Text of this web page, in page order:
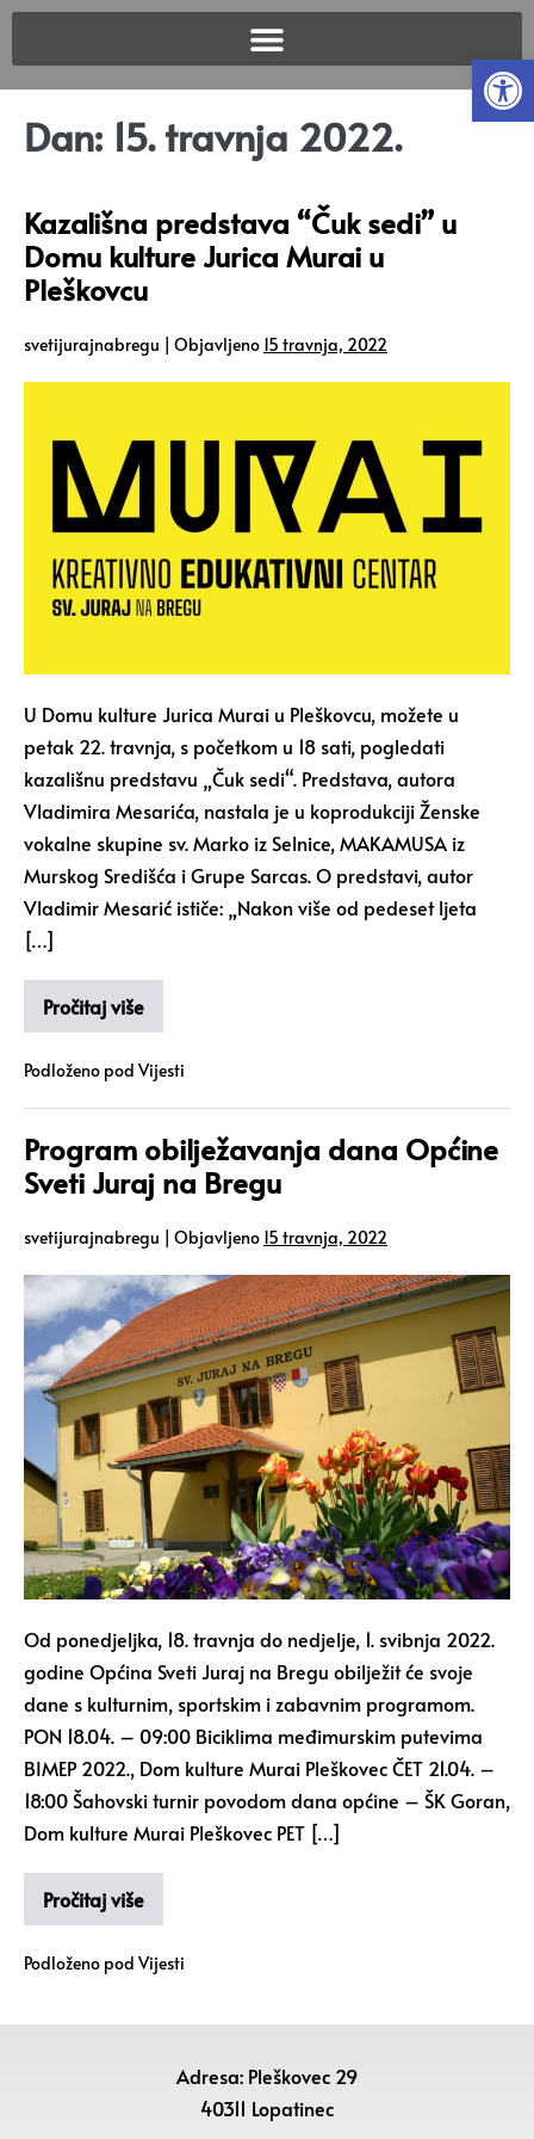
Dan: 15. travnja 2022.
Kazališna predstava “Čuk sedi” u
Domu kulture Jurica Murai u
Pleškovcu
svetijurajnabregu | Objavljeno 15 travnja, 2022
U Domu kulture Jurica Murai u Pleškovcu, možete u
petak 22. travnja, s početkom u 18 sati, pogledati
kazališnu predstavu „Čuk sedi“. Predstava, autora
Vladimira Mesarića, nastala je u koprodukciji Ženske
vokalne skupine sv. Marko iz Selnice, MAKAMUSA iz
Murskog Središća i Grupe Sarcas. O predstavi, autor
Vladimir Mesarić ističe: „Nakon više od pedeset ljeta
[…]
Pročitaj više
Podloženo pod Vijesti
Program obilježavanja dana Općine
Sveti Juraj na Bregu
svetijurajnabregu | Objavljeno 15 travnja, 2022
Od ponedjeljka, 18. travnja do nedjelje, 1. svibnja 2022.
godine Općina Sveti Juraj na Bregu obilježit će svoje
dane s kulturnim, sportskim i zabavnim programom.
PON 18.04. – 09:00 Biciklima međimurskim putevima
BIMEP 2022., Dom kulture Murai Pleškovec ČET 21.04. –
18:00 Šahovski turnir povodom dana općine – ŠK Goran,
Dom kulture Murai Pleškovec PET […]
Pročitaj više
Podloženo pod Vijesti
Adresa: Pleškovec 29
40311 Lopatinec